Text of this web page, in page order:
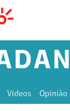
Vídeos Opinião